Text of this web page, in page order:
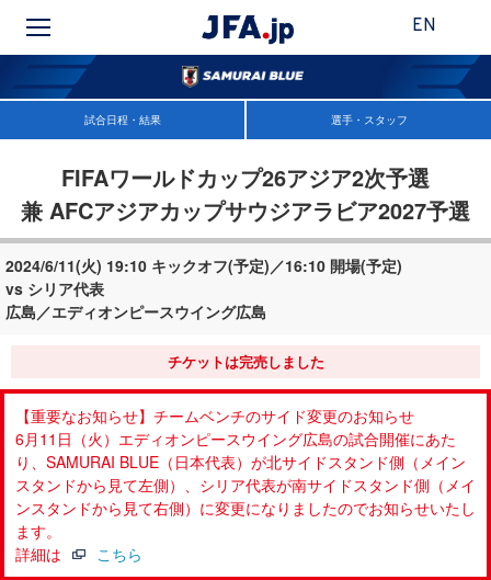
EN
試合日程・結果 選手・スタッフ
FIFAワールドカップ26アジア2次予選
兼 AFCアジアカップサウジアラビア2027予選
2024/6/11(火) 19:10 キックオフ(予定)／16:10 開場(予定)
vs シリア代表
広島／エディオンピースウイング広島
チケットは完売しました
【重要なお知らせ】チームベンチのサイド変更のお知らせ
6月11日（火）エディオンピースウイング広島の試合開催にあた
り、SAMURAI BLUE（日本代表）が北サイドスタンド側（メイン
スタンドから見て左側）、シリア代表が南サイドスタンド側（メイ
ンスタンドから見て右側）に変更になりましたのでお知らせいたし
ます。
詳細は
こちら